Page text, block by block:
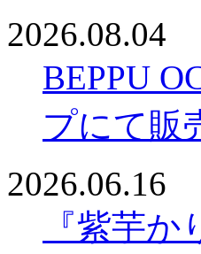
2026.08.04
BEPPU
プにて販
2026.06.16
『紫芋